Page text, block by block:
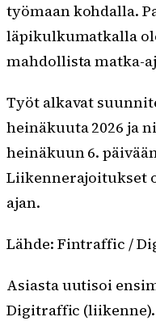
työmaan kohdalla.
läpikulkumatkalla
mahdollista matka-
Työt alkavat
heinäkuuta 2026 ja
heinäkuun 6.
Liikennerajoitukset
ajan.
Lähde: Fintraffic /
Asiasta uutisoi
Digitraffic (liikenne).